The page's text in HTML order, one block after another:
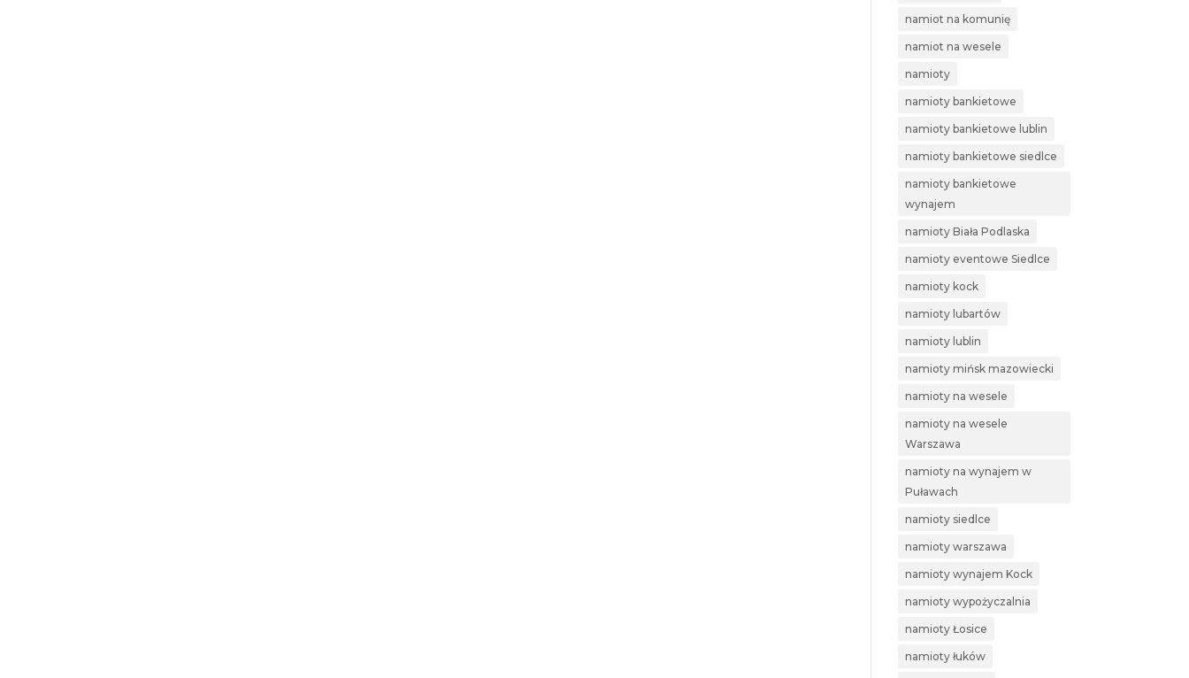
namiot na komunię
namiot na wesele
namioty
namioty bankietowe
namioty bankietowe lublin
namioty bankietowe siedlce
namioty bankietowe
wynajem
namioty Biała Podlaska
namioty eventowe Siedlce
namioty kock
namioty lubartów
namioty lublin
namioty mińsk mazowiecki
namioty na wesele
namioty na wesele
Warszawa
namioty na wynajem w
Puławach
namioty siedlce
namioty warszawa
namioty wynajem Kock
namioty wypożyczalnia
namioty Łosice
namioty łuków